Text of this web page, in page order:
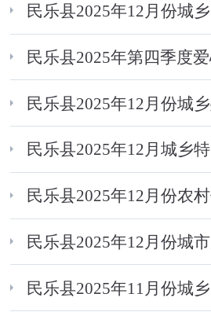
民乐县2025年12月份城
民乐县2025年第四季度
民乐县2025年12月份城
民乐县2025年12月城乡
民乐县2025年12月份农
民乐县2025年12月份城
民乐县2025年11月份城